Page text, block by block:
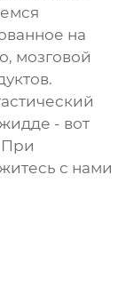
на
мозговой
- вот
При
с нами